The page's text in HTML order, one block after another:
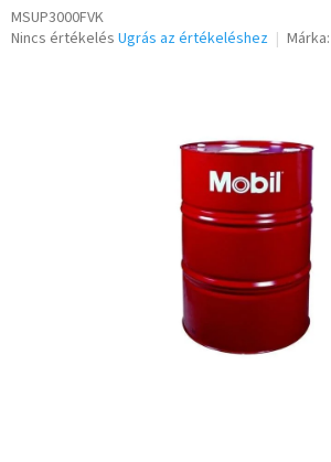
MSUP3000FVK
A
Nincs értékelés Ugrás az értékeléshez Márka: